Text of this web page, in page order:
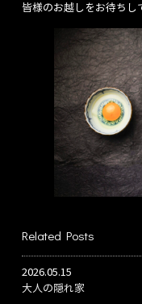
皆様のお越しをお待ちし
Related Posts
2026.05.15
大人の隠れ家